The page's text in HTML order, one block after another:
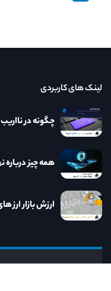
لینک های کاربردی
چگونه در
همه چیز درباره
ارزش بازار ارز